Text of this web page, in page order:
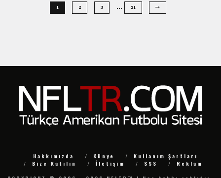
1 2 3 … 21
Hakkımızda Künye
Kullanım Şartları
Bize Katılın
İletişim SSS
Reklam